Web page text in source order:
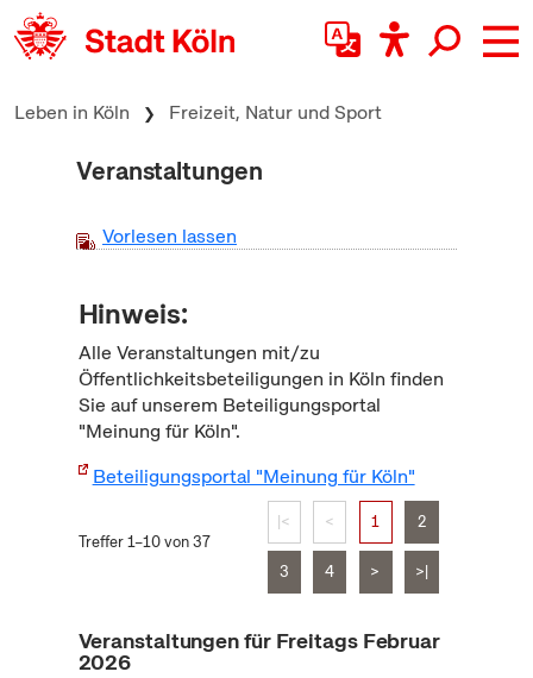
zum Inhalt springen
Leben in Köln Freizeit, Natur und Sport
Veranstaltungen
Vorlesen lassen
Hinweis:
Alle Veranstaltungen mit/zu
Öffentlichkeitsbeteiligungen in Köln finden
Sie auf unserem Beteiligungsportal
"Meinung für Köln".
Beteiligungsportal "Meinung für Köln"
Treffer 1–10 von 37
|< < 1 2
3 4 > >|
Veranstaltungen für Freitags Februar
2026